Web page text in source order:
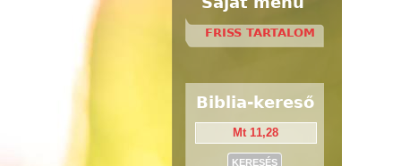
FRISS TARTALOM
Biblia-kereső